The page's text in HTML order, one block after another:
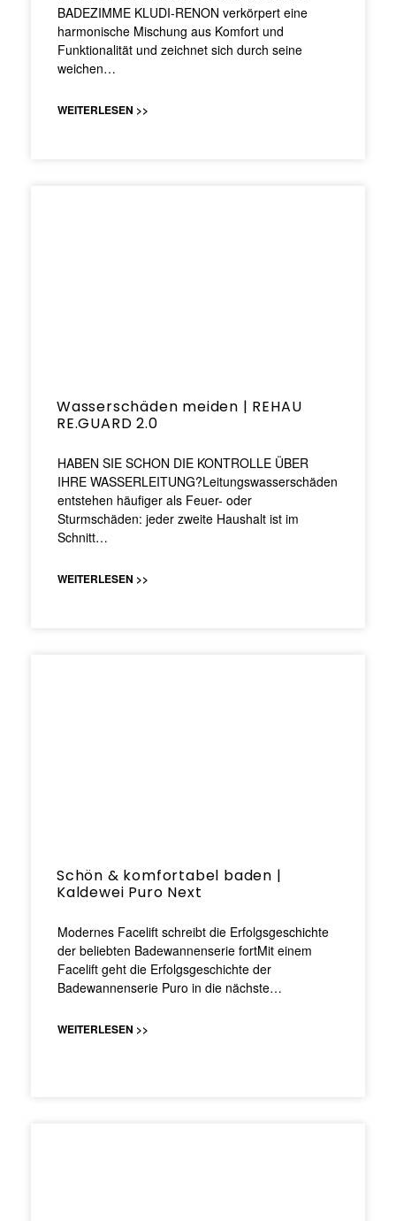
BADEZIMME KLUDI-RENON verkörpert eine
harmonische Mischung aus Komfort und
Funktionalität und zeichnet sich durch seine
weichen…
WEITERLESEN >>
Wasserschäden meiden | REHAU
RE.GUARD 2.0
HABEN SIE SCHON DIE KONTROLLE ÜBER
IHRE WASSERLEITUNG?Leitungswasserschäden
entstehen häufiger als Feuer- oder
Sturmschäden: jeder zweite Haushalt ist im
Schnitt…
WEITERLESEN >>
Schön & komfortabel baden |
Kaldewei Puro Next
Modernes Facelift schreibt die Erfolgsgeschichte
der beliebten Badewannenserie fortMit einem
Facelift geht die Erfolgsgeschichte der
Badewannenserie Puro in die nächste…
WEITERLESEN >>